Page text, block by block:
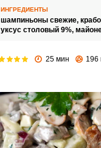
ИНГРЕДИЕНТЫ
шампиньоны свежие,
уксус столовый 9%,
25 мин 196
ВХОД НА САЙТ